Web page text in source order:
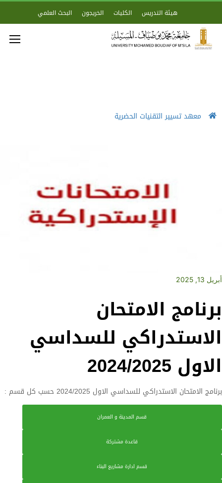
هيئة التدريس الكليات الخريجون البحث العلمي
معهد تسيير التقنيات الحضرية
أبريل 13, 2025
برنامج الامتحان
الاستدراكي للسداسي
الاول 2024/2025
برنامج الامتحان الاستدراكي للسداسي الاول 2024/2025 حسب كل قسم :
قسم المدينة و العمران
قاعدة مشتركة
قسم ادارة مشاريع البناء